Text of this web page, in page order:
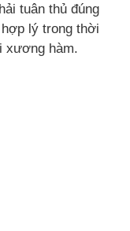
tuân thủ đúng
lý trong thời
xương hàm.